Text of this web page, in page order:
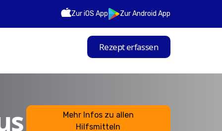
Zur iOS App Zur Android App
Rezept erfassen
Mehr Infos zu allen
Hilfsmitteln